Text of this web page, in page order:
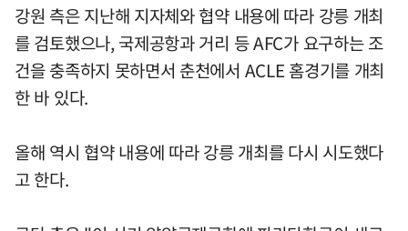
강원 측은 지난해 지자체와 협약 내용에 따라 강릉 개최
를 검토했으나, 국제공항과 거리 등 AFC가 요구하는 조
건을 충족하지 못하면서 춘천에서 ACLE 홈경기를 개최
한 바 있다.
올해 역시 협약 내용에 따라 강릉 개최를 다시 시도했다
고 한다.